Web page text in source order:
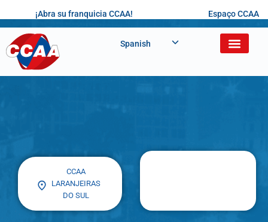
¡Abra su franquicia CCAA! Espaço CCAA
Spanish
CCAA
LARANJEIRAS
DO SUL